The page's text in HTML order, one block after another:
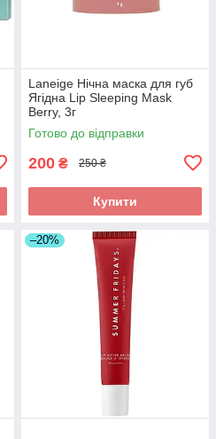
Laneige Нічна маска для губ
Ягідна Lip Sleeping Mask
Berry, 3г
Готово до відправки
200 ₴ 250 ₴
Купити
–20%